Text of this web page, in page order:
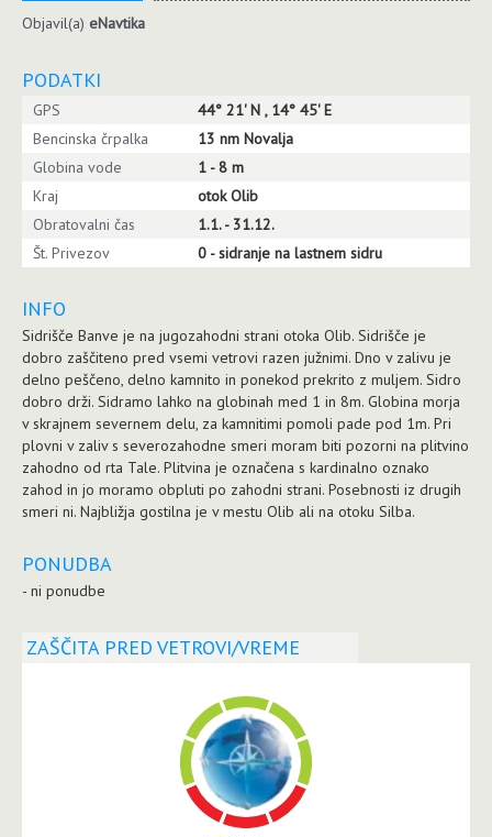
Objavil(a) eNavtika
PODATKI
GPS
44° 21' N , 14° 45' E
Bencinska črpalka
13 nm Novalja
Globina vode
1 - 8 m
Kraj
otok Olib
Obratovalni čas
1.1. - 31.12.
Št. Privezov
0 - sidranje na lastnem sidru
INFO
Sidrišče Banve je na jugozahodni strani otoka Olib. Sidrišče je
dobro zaščiteno pred vsemi vetrovi razen južnimi. Dno v zalivu je
delno peščeno, delno kamnito in ponekod prekrito z muljem. Sidro
dobro drži. Sidramo lahko na globinah med 1 in 8m. Globina morja
v skrajnem severnem delu, za kamnitimi pomoli pade pod 1m. Pri
plovni v zaliv s severozahodne smeri moram biti pozorni na plitvino
zahodno od rta Tale. Plitvina je označena s kardinalno oznako
zahod in jo moramo obpluti po zahodni strani. Posebnosti iz drugih
smeri ni. Najbližja gostilna je v mestu Olib ali na otoku Silba.
PONUDBA
- ni ponudbe
ZAŠČITA PRED VETROVI/VREME